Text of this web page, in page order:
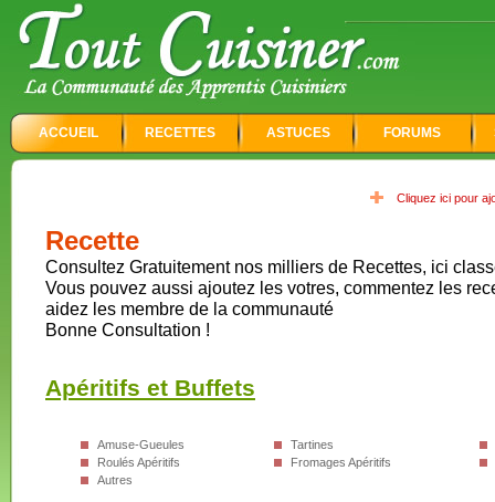
ACCUEIL RECETTES ASTUCES FORUMS
Cliquez ici pour
Recette
Consultez Gratuitement nos milliers de Recettes, ici
Vous pouvez aussi ajoutez les votres, commentez les
aidez les membre de la communauté
Bonne Consultation !
Apéritifs et Buffets
Amuse-Gueules
Tartines
Roulés Apéritifs
Fromages Apéritifs
Autres